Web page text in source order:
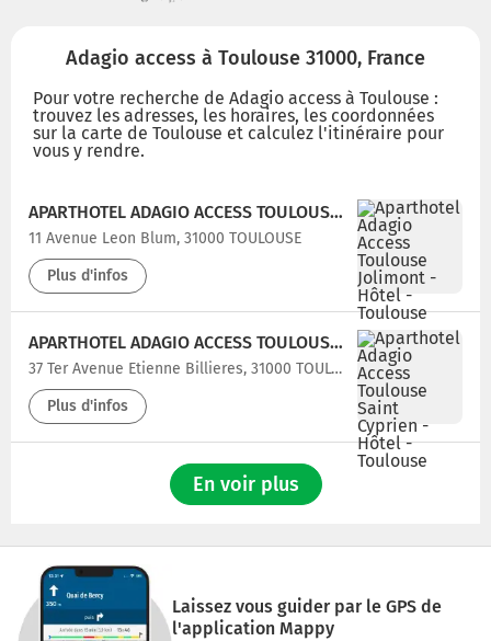
Adagio access à Toulouse 31000, France
Pour votre recherche de Adagio access à Toulouse :
trouvez les adresses, les horaires, les coordonnées
sur la carte de Toulouse et calculez l'itinéraire pour
vous y rendre.
APARTHOTEL ADAGIO ACCESS TOULOUSE JOLIMONT
11 Avenue Leon Blum, 31000 TOULOUSE
Plus d'infos
APARTHOTEL ADAGIO ACCESS TOULOUSE SAINT CYPRIEN
37 Ter Avenue Etienne Billieres, 31000 TOULOUSE
Plus d'infos
En voir plus
Laissez vous guider par le GPS de
l'application Mappy